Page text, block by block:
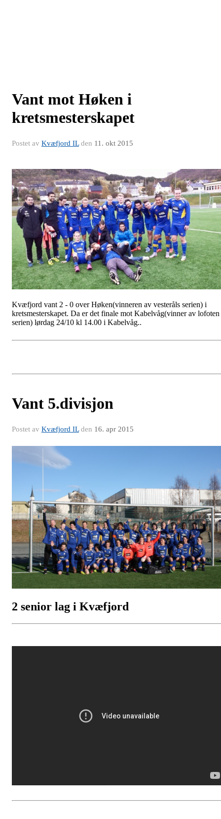
Vant mot Høken i
kretsmesterskapet
Postet av Kvæfjord ILden 11. okt 2015
Kvæfjord vant 2 - 0 over Høken(vinneren av vesteråls serien) i
kretsmesterskapet. Da er det finale mot Kabelvåg(vinner av lofoten
serien) lørdag 24/10 kl 14.00 i Kabelvåg..
Vant 5.divisjon
Postet av Kvæfjord ILden 16. apr 2015
2 senior lag i Kvæfjord